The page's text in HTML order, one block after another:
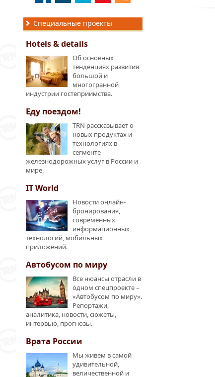
Специальные проекты
Hotels & details
Об основных
тенденциях развития
большой и
многогранной
индустрии гостеприимства.
Еду поездом!
TRN рассказывает о
новых продуктах и
технологиях в
сегменте
железнодорожных услуг в России и
мире.
IT World
Новости онлайн-
бронирования,
современных
информационных
технологий, мобильных
приложений.
Автобусом по миру
Все нюансы отрасли в
одном спецпроекте –
«Автобусом по миру».
Репортажи,
аналитика, новости, сюжеты,
интервью, прогнозы.
Врата России
Мы живем в самой
удивительной,
величественной и